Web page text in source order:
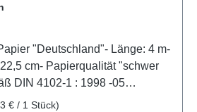
"Deutschland"- Länge: 4 m-
cm- Papierqualität "schwer
DIN 4102-1 : 1998 -05
4102 - B 1
€ / 1 Stück)